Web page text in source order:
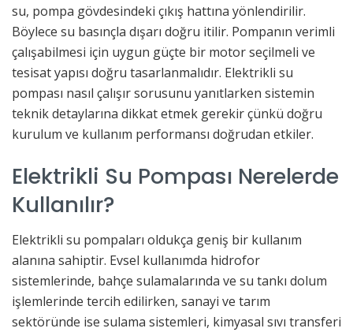
su, pompa gövdesindeki çıkış hattına yönlendirilir.
Böylece su basınçla dışarı doğru itilir. Pompanın verimli
çalışabilmesi için uygun güçte bir motor seçilmeli ve
tesisat yapısı doğru tasarlanmalıdır. Elektrikli su
pompası nasıl çalışır sorusunu yanıtlarken sistemin
teknik detaylarına dikkat etmek gerekir çünkü doğru
kurulum ve kullanım performansı doğrudan etkiler.
Elektrikli Su Pompası Nerelerde
Kullanılır?
Elektrikli su pompaları oldukça geniş bir kullanım
alanına sahiptir. Evsel kullanımda hidrofor
sistemlerinde, bahçe sulamalarında ve su tankı dolum
işlemlerinde tercih edilirken, sanayi ve tarım
sektöründe ise sulama sistemleri, kimyasal sıvı transferi